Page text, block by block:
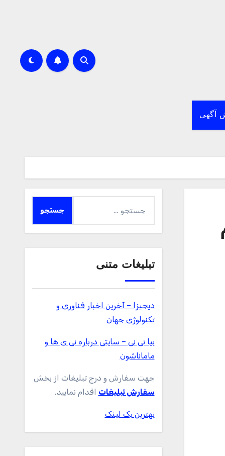
آگهی
برای:
تبلیغات متنی
دیجیزا – آخرین اخبار فناوری و
تکنولوژی جهان
بیا نی نی – سایتی درباره نی ی ها و
ماماناشون
جهت سفارش و درج تبلیغات از بخش
سفارش تبلیغات اقدام نمایید.
بهترین بک لینک